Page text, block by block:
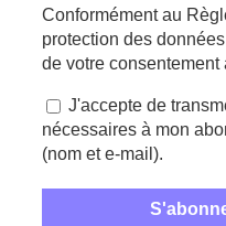
Conformément au
protection des
de votre consentement
J'accepte de
nécessaires à mon
(nom et e-mail).